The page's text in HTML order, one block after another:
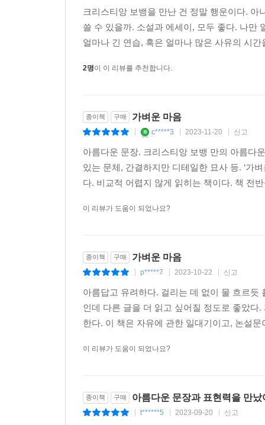
크리스티앙 보뱅을 만난 건 정말 행운이다.
쓸 수 있을까. 소설과 에세이, 모두 좋다. 나만
얼마나 긴 연습, 혹은 얼마나 많은 사유의 시
2명이 이 리뷰를 추천합니다.
종이책 구매 가벼운 마음
c*****3 2023-11-20 신고
아름다운 문장. 크리스티앙 보뱅 만의 아름다
있는 문체, 간결하지만 디테일한 묘사 등. ‘가
다. 비교적 어렵지 않게 읽히는 책이다. 책 전
이 리뷰가 도움이 되었나요?
종이책 구매 가벼운 마음
p*****7 2023-10-22 신고
아름답고 유려하다. 걸리는 데 없이 물 흐르
인데 다른 글을 더 읽고 싶어질 정도로 좋았
한다. 이 책은 자유에 관한 일대기이고, 논설
이 리뷰가 도움이 되었나요?
종이책 구매 아름다운 문장과 표현력을 만났
t******5 2023-09-20 신고